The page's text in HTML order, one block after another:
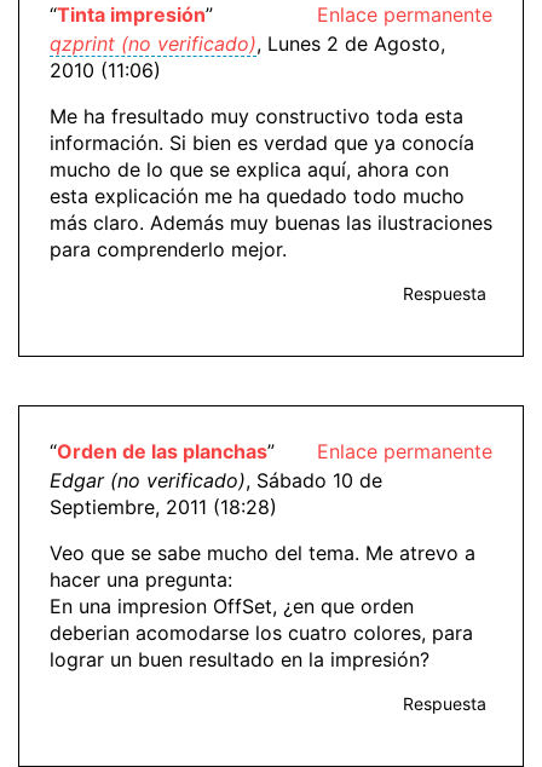
Enlace permanente
“Tinta impresión”
qzprint (no verificado), Lunes 2 de Agosto,
2010 (11:06)
Me ha fresultado muy constructivo toda esta
información. Si bien es verdad que ya conocía
mucho de lo que se explica aquí, ahora con
esta explicación me ha quedado todo mucho
más claro. Además muy buenas las ilustraciones
para comprenderlo mejor.
Respuesta
Enlace permanente
“Orden de las planchas”
Edgar (no verificado), Sábado 10 de
Septiembre, 2011 (18:28)
Veo que se sabe mucho del tema. Me atrevo a
hacer una pregunta:
En una impresion OffSet, ¿en que orden
deberian acomodarse los cuatro colores, para
lograr un buen resultado en la impresión?
Respuesta